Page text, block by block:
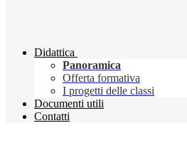
Didattica
Panoramica
Offerta formativa
I progetti delle classi
Documenti utili
Contatti